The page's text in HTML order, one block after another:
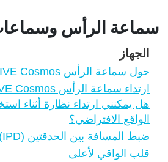
سماعة الرأس
الجهاز
حول سماعة الرأس VIVE Cosmos
ارتداء سماعة الرأس VIVE Cosmos
هل يمكنني ارتداء نظارة أثناء
الواقع الافتراضي؟
ضبط المسافة بين الحدقتين (IPD) في الجهاز
قلب الواقي لأعلى